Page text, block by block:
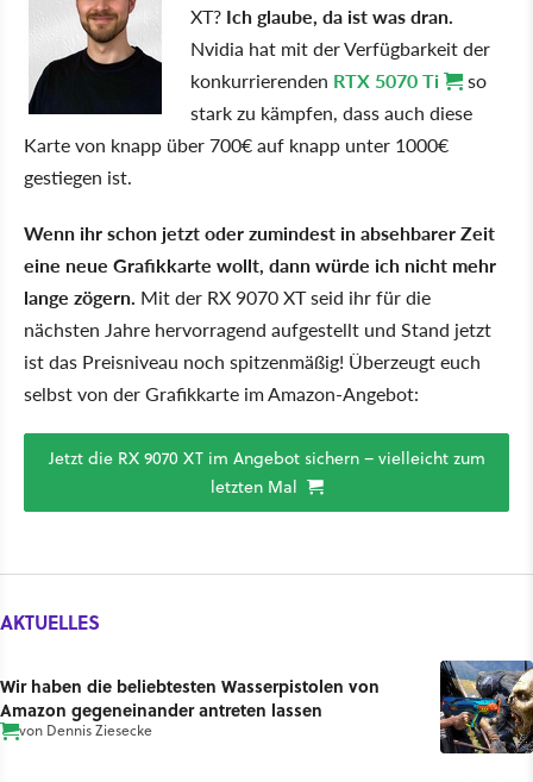
XT? Ich glaube, da ist was dran.
Nvidia hat mit der Verfügbarkeit der
konkurrierenden RTX 5070 Ti
so
stark zu kämpfen, dass auch diese
Karte von knapp über 700€ auf knapp unter 1000€
gestiegen ist.
Wenn ihr schon jetzt oder zumindest in absehbarer Zeit
eine neue Grafikkarte wollt, dann würde ich nicht mehr
lange zögern. Mit der RX 9070 XT seid ihr für die
nächsten Jahre hervorragend aufgestellt und Stand jetzt
ist das Preisniveau noch spitzenmäßig! Überzeugt euch
selbst von der Grafikkarte im Amazon-Angebot:
Jetzt die RX 9070 XT im Angebot sichern – vielleicht zum
letzten Mal
AKTUELLES
Wir haben die beliebtesten Wasserpistolen von
Amazon gegeneinander antreten lassen
von Dennis Ziesecke